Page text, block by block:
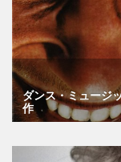
ダンス・ミュージ
作